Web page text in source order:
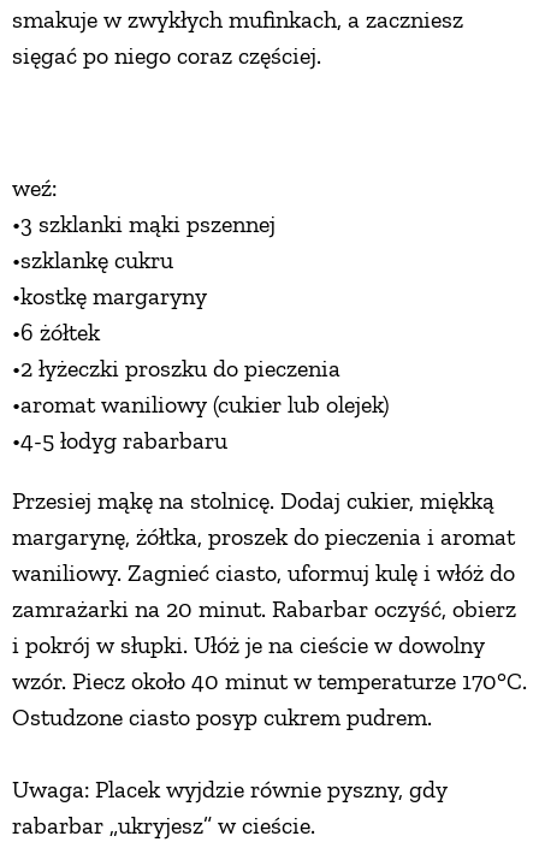
smakuje w zwykłych mufinkach, a zaczniesz
sięgać po niego coraz częściej.
weź:
•3 szklanki mąki pszennej
•szklankę cukru
•kostkę margaryny
•6 żółtek
•2 łyżeczki proszku do pieczenia
•aromat waniliowy (cukier lub olejek)
•4-5 łodyg rabarbaru
Przesiej mąkę na stolnicę. Dodaj cukier, miękką
margarynę, żółtka, proszek do pieczenia i aromat
waniliowy. Zagnieć ciasto, uformuj kulę i włóż do
zamrażarki na 20 minut. Rabarbar oczyść, obierz
i pokrój w słupki. Ułóż je na cieście w dowolny
wzór. Piecz około 40 minut w temperaturze 170°C.
Ostudzone ciasto posyp cukrem pudrem.
Uwaga: Placek wyjdzie równie pyszny, gdy
rabarbar „ukryjesz” w cieście.